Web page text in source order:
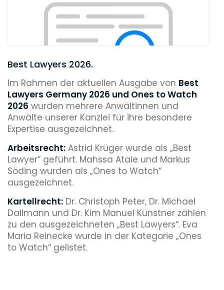
Best Lawyers 2026.
Im Rahmen der aktuellen Ausgabe von Best
Lawyers Germany 2026 und Ones to Watch
2026 wurden mehrere Anwältinnen und
Anwälte unserer Kanzlei für ihre besondere
Expertise ausgezeichnet.
Arbeitsrecht: Astrid Krüger wurde als „Best
Lawyer“ geführt. Mahssa Ataie und Markus
Söding wurden als „Ones to Watch“
ausgezeichnet.
Kartellrecht: Dr. Christoph Peter, Dr. Michael
Dallmann und Dr. Kim Manuel Künstner zählen
zu den ausgezeichneten „Best Lawyers“. Eva
Maria Reinecke wurde in der Kategorie „Ones
to Watch“ gelistet.